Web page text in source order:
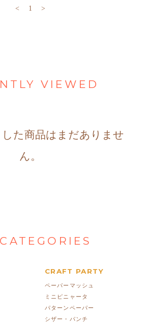
< 1 >
VIEWED
た商品はまだありませ
ん。
CRAFT PARTY
ペーパーマッシュ
ミニピニャータ
パターンペーパー
シザー・パンチ